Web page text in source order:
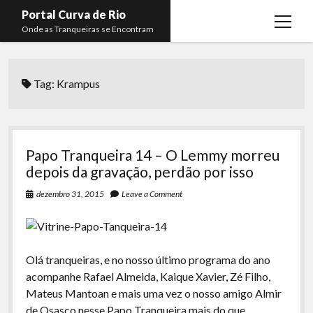
Portal Curva de Rio
Onde as Tranqueiras se Encontram
open
Curva de Rio
Komos
La Siesta Podcast
Arquivo CDR
Papo Tranqueira
Membros
open
Lucas Oliveira
Kaique Xavier
Tag: Krampus
Papo Tranqueira 14 – O Lemmy morreu
depois da gravação, perdão por isso
dezembro 31, 2015 Leave a Comment
Olá tranqueiras, e no nosso último programa do ano
acompanhe Rafael Almeida, Kaique Xavier, Zé Filho,
Mateus Mantoan e mais uma vez o nosso amigo Almir
de Osasco nesse Papo Tranqueira mais do que